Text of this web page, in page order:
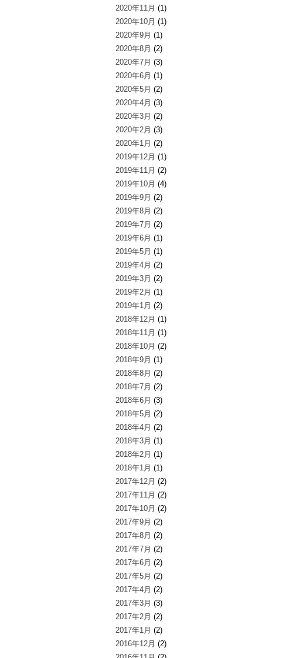
2020年11月 (1)
2020年10月 (1)
2020年9月 (1)
2020年8月 (2)
2020年7月 (3)
2020年6月 (1)
2020年5月 (2)
2020年4月 (3)
2020年3月 (2)
2020年2月 (3)
2020年1月 (2)
2019年12月 (1)
2019年11月 (2)
2019年10月 (4)
2019年9月 (2)
2019年8月 (2)
2019年7月 (2)
2019年6月 (1)
2019年5月 (1)
2019年4月 (2)
2019年3月 (2)
2019年2月 (1)
2019年1月 (2)
2018年12月 (1)
2018年11月 (1)
2018年10月 (2)
2018年9月 (1)
2018年8月 (2)
2018年7月 (2)
2018年6月 (3)
2018年5月 (2)
2018年4月 (2)
2018年3月 (1)
2018年2月 (1)
2018年1月 (1)
2017年12月 (2)
2017年11月 (2)
2017年10月 (2)
2017年9月 (2)
2017年8月 (2)
2017年7月 (2)
2017年6月 (2)
2017年5月 (2)
2017年4月 (2)
2017年3月 (3)
2017年2月 (2)
2017年1月 (2)
2016年12月 (2)